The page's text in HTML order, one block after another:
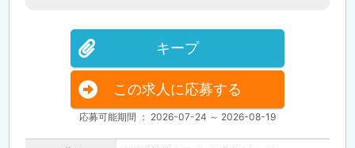
キープ
この求人に応募する
応募可能期間 ： 2026-07-24 ～ 2026-08-19